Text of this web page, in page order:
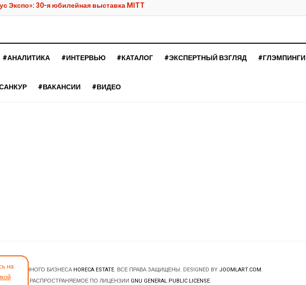
Экспо»: 30-я юбилейная выставка MITT
на
#АНАЛИТИКА #ИНТЕРВЬЮ #КАТАЛОГ #ЭКСПЕРТНЫЙ ВЗГЛЯД #ГЛЭМПИНГИ
#ВАКАНСИИ #ВИДЕО
БИЗНЕСА HORECA ESTATE. ВСЕ ПРАВА ЗАЩИЩЕНЫ. DESIGNED BY JOOMLART.COM.
РАСПРОСТРАНЯЕМОЕ ПО ЛИЦЕНЗИИ GNU GENERAL PUBLIC LICENSE.